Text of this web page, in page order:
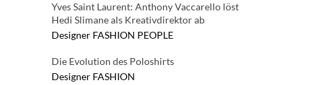
Yves Saint Laurent: Anthony Vaccarello löst
Hedi Slimane als Kreativdirektor ab
Designer FASHION PEOPLE
Die Evolution des Poloshirts
Designer FASHION